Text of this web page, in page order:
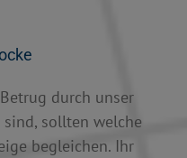
durch unser
sind, sollten welche
begleichen. Ihr